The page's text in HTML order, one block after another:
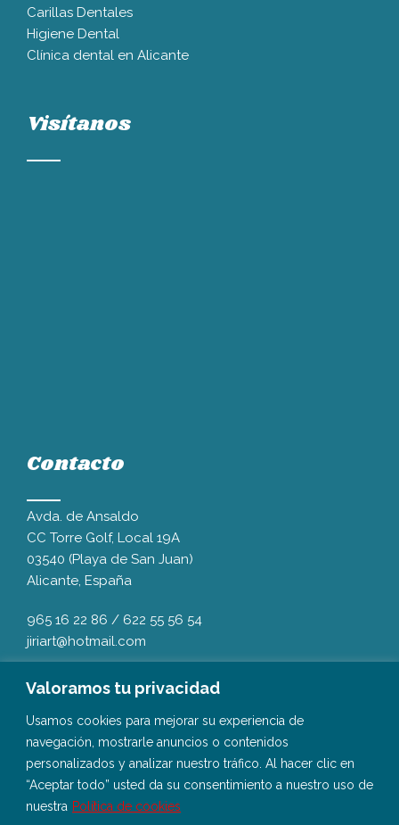
Valoramos tu privacidad
Usamos cookies para mejorar su experiencia de
navegación, mostrarle anuncios o contenidos
personalizados y analizar nuestro tráfico. Al hacer clic en
“Aceptar todo” usted da su consentimiento a nuestro uso de
nuestra Política de cookies
Carillas Dentales
Higiene Dental
Clínica dental en Alicante
Visítanos
Contacto
Avda. de Ansaldo
CC Torre Golf, Local 19A
03540 (Playa de San Juan)
Alicante, España
965 16 22 86 / 622 55 56 54
jiriart@hotmail.com